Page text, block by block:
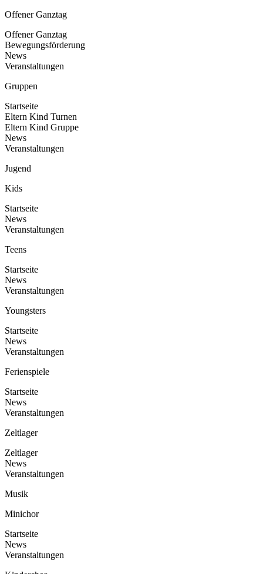
Offener Ganztag
Offener Ganztag
Bewegungsförderung
News
Veranstaltungen
Gruppen
Startseite
Eltern Kind Turnen
Eltern Kind Gruppe
News
Veranstaltungen
Jugend
Kids
Startseite
News
Veranstaltungen
Teens
Startseite
News
Veranstaltungen
Youngsters
Startseite
News
Veranstaltungen
Ferienspiele
Startseite
News
Veranstaltungen
Zeltlager
Zeltlager
News
Veranstaltungen
Musik
Minichor
Startseite
News
Veranstaltungen